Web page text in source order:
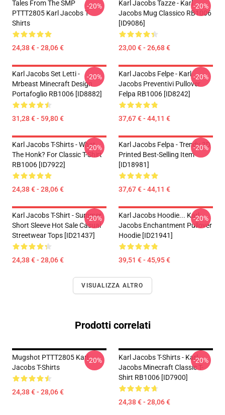
Tales From The SMP
PTTT2805 Karl Jacobs T-
Shirts
24,38 € - 28,06 €
-20%
Karl Jacobs Tazze - Karl
Jacobs Mug Classico RB1006
[ID9086]
23,00 € - 26,68 €
-20%
Karl Jacobs Set Letti -
Mrbeast Minecraft Design
Portafoglio RB1006 [ID8882]
31,28 € - 59,80 €
-20%
Karl Jacobs Felpe - Karl
Jacobs Preventivi Pullover
Felpa RB1006 [ID8242]
37,67 € - 44,11 €
-20%
Karl Jacobs T-Shirts - What
The Honk? For Classic T-Shirt
RB1006 [ID7922]
24,38 € - 28,06 €
-20%
Karl Jacobs Felpa - Trendy 3D
Printed Best-Selling Item
[ID18981]
37,67 € - 44,11 €
-20%
Karl Jacobs T-Shirt - Summer
Short Sleeve Hot Sale Casual
Streetwear Tops [ID21437]
24,38 € - 28,06 €
-20%
Karl Jacobs Hoodie... Karl
Jacobs Enchantment Pullover
Hoodie [ID21941]
39,51 € - 45,95 €
-20%
VISUALIZZA ALTRO
Prodotti correlati
Mugshot PTTT2805 Karl
Jacobs T-Shirts
24,38 € - 28,06 €
-20%
Karl Jacobs T-Shirts - Karl
Jacobs Minecraft Classic T-
Shirt RB1006 [ID7900]
24,38 € - 28,06 €
-20%